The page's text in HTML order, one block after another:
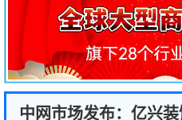
中网市场发布：亿兴装